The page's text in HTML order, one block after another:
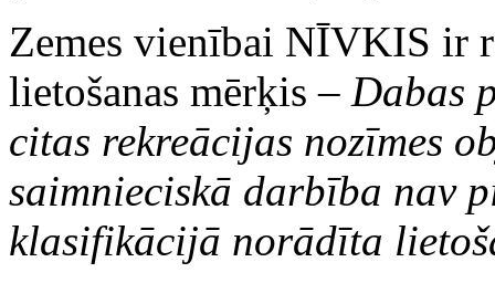
Zemes vienībai NĪVKIS ir
lietošanas mērķis – Dabas
citas rekreācijas nozīmes
saimnieciskā darbība nav
klasifikācijā norādīta